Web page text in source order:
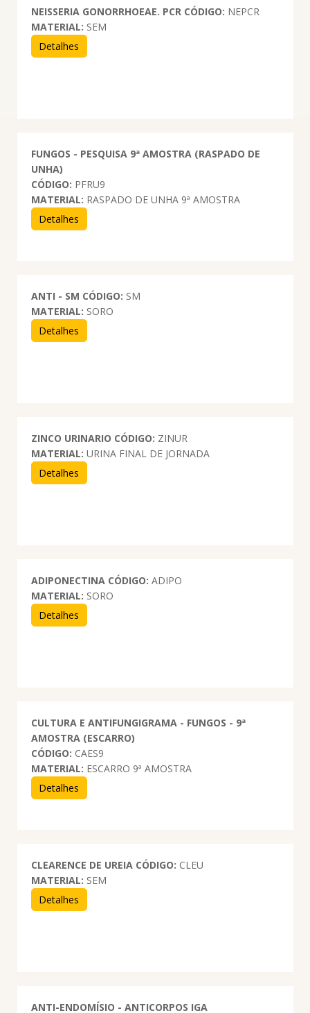
NEISSERIA GONORRHOEAE. PCR CÓDIGO: NEPCR
MATERIAL: SEM
Detalhes
FUNGOS - PESQUISA 9ª AMOSTRA (RASPADO DE
UNHA)
CÓDIGO: PFRU9
MATERIAL: RASPADO DE UNHA 9ª AMOSTRA
Detalhes
ANTI - SM CÓDIGO: SM
MATERIAL: SORO
Detalhes
ZINCO URINARIO CÓDIGO: ZINUR
MATERIAL: URINA FINAL DE JORNADA
Detalhes
ADIPONECTINA CÓDIGO: ADIPO
MATERIAL: SORO
Detalhes
CULTURA E ANTIFUNGIGRAMA - FUNGOS - 9ª
AMOSTRA (ESCARRO)
CÓDIGO: CAES9
MATERIAL: ESCARRO 9ª AMOSTRA
Detalhes
CLEARENCE DE UREIA CÓDIGO: CLEU
MATERIAL: SEM
Detalhes
ANTI-ENDOMÍSIO - ANTICORPOS IGA